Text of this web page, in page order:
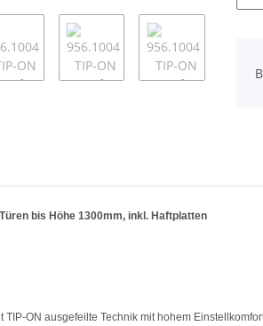
bis Höhe 1300mm, inkl. Haftplatten
TIP-ON ausgefeilte Technik mit hohem